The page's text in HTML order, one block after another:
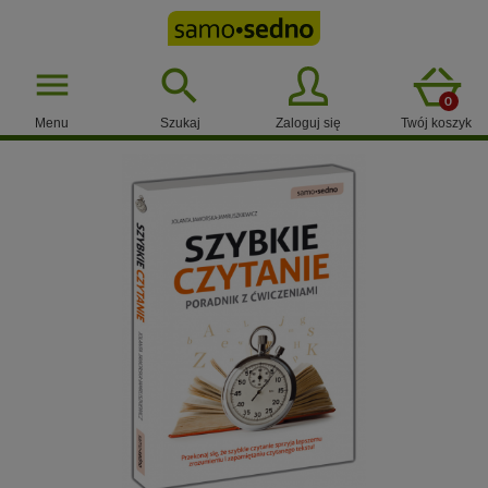

Szukaj Zaloguj się
0
Twój koszyk
menu
Menu